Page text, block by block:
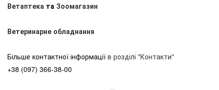
Ветаптека та Зоомагазин
Ветеринарне обладнання
Більше контактної інформації в розділі "Контакти"
+38 (097) 366-38-00